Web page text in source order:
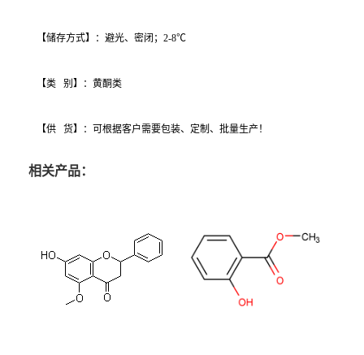
【储存方式】：避光、密闭；2-8℃
【类 别】：黄酮类
【供 货】：可根据客户需要包装、定制、批量生产！
相关产品：